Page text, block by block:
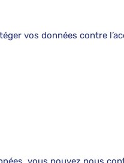
vos données contre